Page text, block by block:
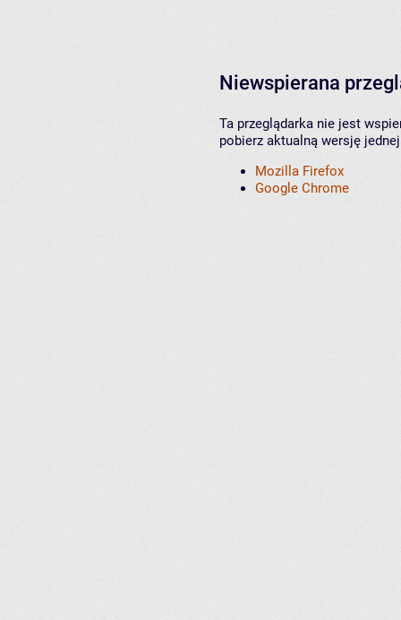
Niewspierana
Ta przeglądarka nie jest
pobierz aktualną wersję
Mozilla Firefox
Google Chrome